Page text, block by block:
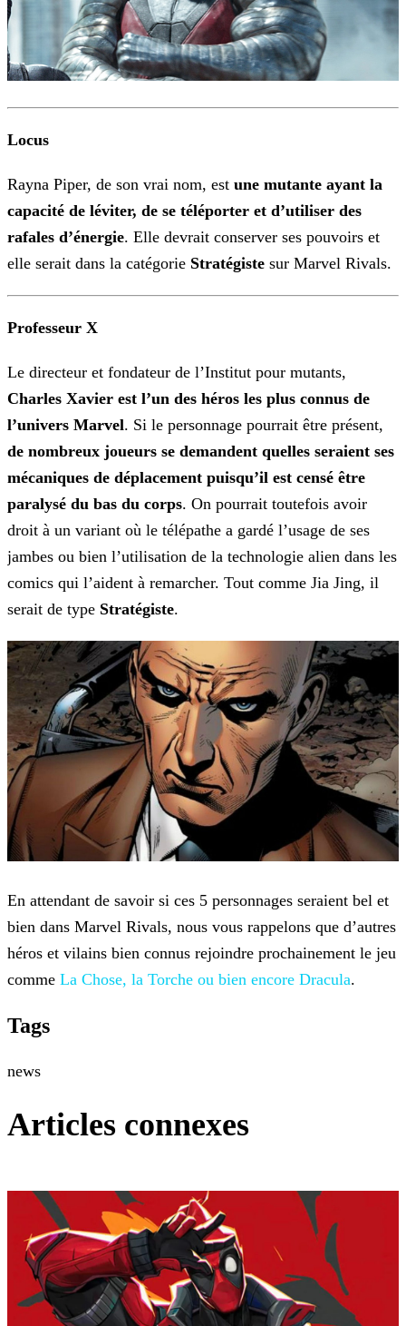
Locus
Rayna Piper, de son vrai nom, est une mutante ayant la
capacité de léviter, de se téléporter et d’utiliser des
rafales d’énergie. Elle devrait conserver ses pouvoirs et
elle serait dans la catégorie Stratégiste sur Marvel Rivals.
Professeur X
Le directeur et fondateur de l’Institut pour mutants,
Charles Xavier est l’un des héros les plus connus de
l’univers Marvel. Si le personnage pourrait être présent,
de nombreux joueurs se demandent quelles seraient ses
mécaniques de déplacement puisqu’il est censé être
paralysé du bas du corps. On pourrait toutefois avoir
droit à un variant où le télépathe a gardé l’usage de ses
jambes ou bien l’utilisation de la technologie alien dans les
comics qui l’aident à remarcher. Tout comme Jia Jing, il
serait de type Stratégiste.
En attendant de savoir si ces 5 personnages seraient bel et
bien dans Marvel Rivals, nous vous rappelons que d’autres
héros et vilains bien connus rejoindre prochainement le jeu
comme La Chose, la Torche ou bien encore Dracula.
Tags
news
Articles connexes